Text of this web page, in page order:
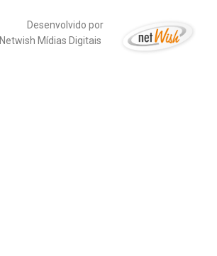
Desenvolvido por
Netwish Mídias Digitais